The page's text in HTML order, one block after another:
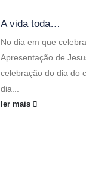
A vida toda…
No dia em que
Apresentação de
celebração do dia do
dia...
ler mais